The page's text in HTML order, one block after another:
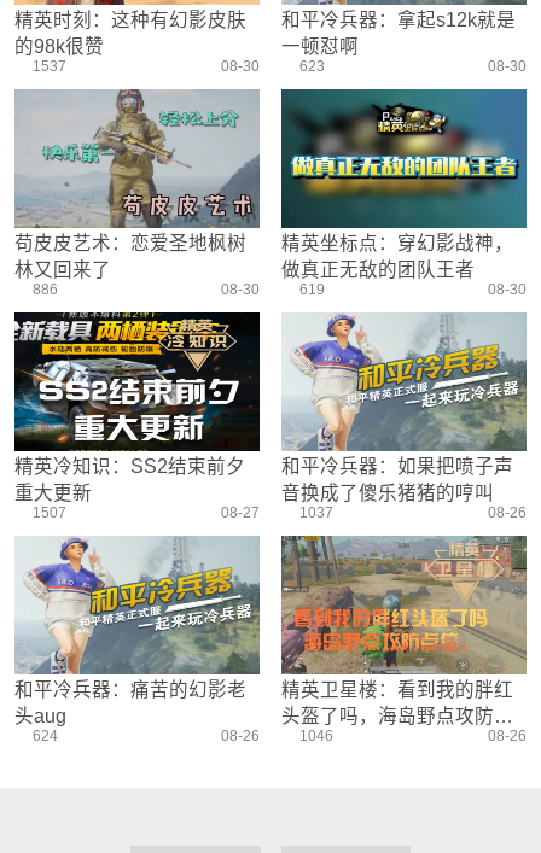
奇怪君
艺帝帝
晚玉
我的憨队友
刚枪技巧
载具解析
压枪教学
落地选择
作死鸽
精英测评师
精英操作篇
主播搞笑篇
欢乐时刻
盒平老中医
防弹铁头团
其他赛事
赛事回放
精彩集锦
精英时刻：这种有幻影皮肤
的98k很赞
1537 08-30
和平冷兵器：拿起s12k就是
一顿怼啊
623 08-30
苟皮皮艺术：恋爱圣地枫树
林又回来了
886 08-30
精英坐标点：穿幻影战神，
做真正无敌的团队王者
619 08-30
精英冷知识：SS2结束前夕
重大更新
1507 08-27
和平冷兵器：如果把喷子声
音换成了傻乐猪猪的哼叫
1037 08-26
和平冷兵器：痛苦的幻影老
头aug
624 08-26
精英卫星楼：看到我的胖红
头盔了吗，海岛野点攻防点
1046 08-26